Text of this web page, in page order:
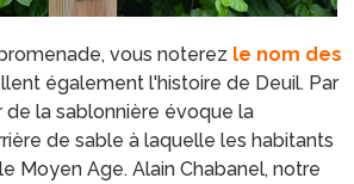
vous noterez le nom des
également l'histoire de Deuil. Par
la sablonnière évoque la
de sable à laquelle les habitants
Moyen Age. Alain Chabanel, notre